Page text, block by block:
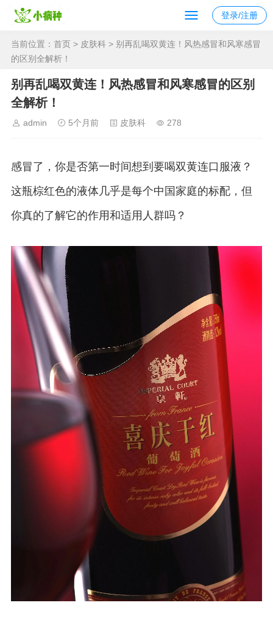
登录/注册
当前位置： 首页 > 皮肤科 > 别再乱喝双黄连！风热感冒和风寒感冒
的区别全解析！
别再乱喝双黄连！风热感冒和风寒感冒的区别
全解析！
admin 5个月前 皮肤科 278
感冒了，你是否第一时间想到要喝双黄连口服液？
这瓶棕红色的液体几乎是每个中国家庭的标配，但
你真的了解它的作用和适用人群吗？